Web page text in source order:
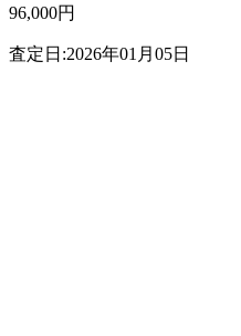
96,000円
査定日:2026年01月05日